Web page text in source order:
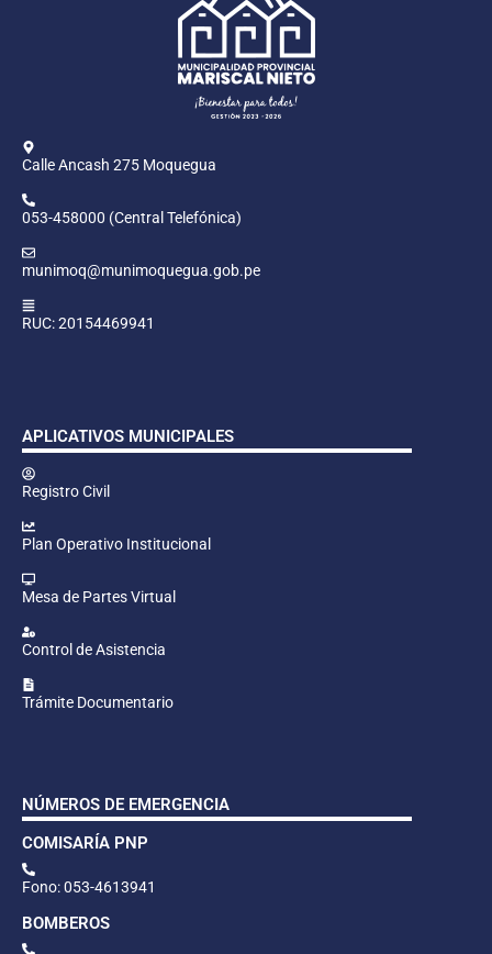
Calle Ancash 275 Moquegua
053-458000 (Central Telefónica)
munimoq@munimoquegua.gob.pe
RUC: 20154469941
APLICATIVOS MUNICIPALES
Registro Civil
Plan Operativo Institucional
Mesa de Partes Virtual
Control de Asistencia
Trámite Documentario
NÚMEROS DE EMERGENCIA
COMISARÍA PNP
Fono: 053-4613941
BOMBEROS